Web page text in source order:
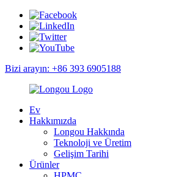
Bizi arayın: +86 393 6905188
Ev
Hakkımızda
Longou Hakkında
Teknoloji ve Üretim
Gelişim Tarihi
Ürünler